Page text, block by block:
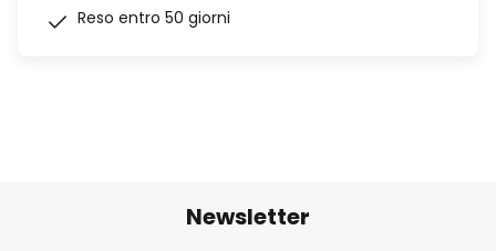
Reso entro 50 giorni
Newsletter